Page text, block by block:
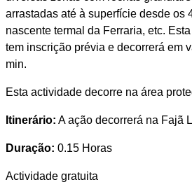
arrastadas até à superfície desde os
nascente termal da Ferraria, etc.
tem inscrição prévia e decorrerá em
min.
Esta actividade decorre na área
Itinerário: A ação decorrerá na Fajã
Duração: 0.15 Horas
Actividade gratuita